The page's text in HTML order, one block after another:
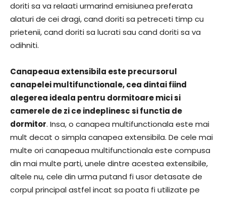
doriti sa va relaati urmarind emisiunea preferata
alaturi de cei dragi, cand doriti sa petreceti timp cu
prietenii, cand doriti sa lucrati sau cand doriti sa va
odihniti.
Canapeaua extensibila este precursorul
canapelei multifunctionale, cea dintai fiind
alegerea ideala pentru dormitoare mici si
camerele de zi ce indeplinesc si functia de
dormitor. Insa, o canapea multifunctionala este mai
mult decat o simpla canapea extensibila. De cele mai
multe ori canapeaua multifunctionala este compusa
din mai multe parti, unele dintre acestea extensibile,
altele nu, cele din urma putand fi usor detasate de
corpul principal astfel incat sa poata fi utilizate pe